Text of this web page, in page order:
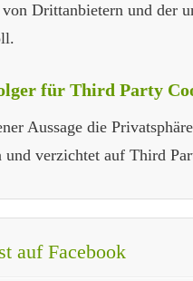
Drittanbietern und der
für Third Party
Aussage die
und verzichtet auf Third
auf Facebook